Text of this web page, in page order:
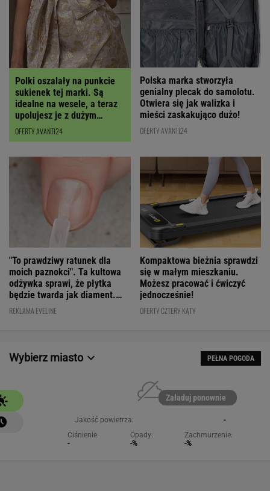
Polki oszalały na punkcie
sukienek tej marki. Są
idealne na wesele, a teraz
upolujesz je z dużym
RABATEM
OFERTY AVANTI24
Polska marka stworzyła
genialny plecak do samolotu.
Otwiera się jak walizka i
mieści zaskakująco dużo!
OFERTY AVANTI24
"To prawdziwy ratunek dla
moich paznokci". Ta kultowa
odżywka sprawi, że płytka
będzie twarda jak diament.
Cena? WOW!
REKLAMA EVELINE
Kompaktowa bieżnia sprawdzi
się w małym mieszkaniu.
Możesz pracować i ćwiczyć
jednocześnie!
OFERTY CZTERY KĄTY
Wybierz miasto PEŁNA POGODA
Załaduj ponownie
Jakość powietrza:
-
Ciśnienie:
-
Opady:
-%
Zachmurzenie:
-%